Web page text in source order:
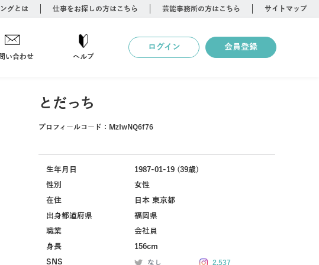
グとは 仕事をお探しの方はこちら 芸能事務所の方はこちら サイトマップ
い合わせ ヘルプ
ログイン 会員登録
とだっち
プロフィールコード： MzIwNQ6f76
生年月日
1987-01-19 (39歳)
性別
女性
在住
日本 東京都
出身都道府県
福岡県
職業
会社員
身長
156cm
SNS
なし 2,537